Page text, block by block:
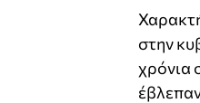
στην
χρόνια